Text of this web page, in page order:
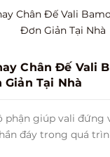
Chân Đế Vali
Giản Tại Nhà
phận giúp vali đứng
đáy trong quá